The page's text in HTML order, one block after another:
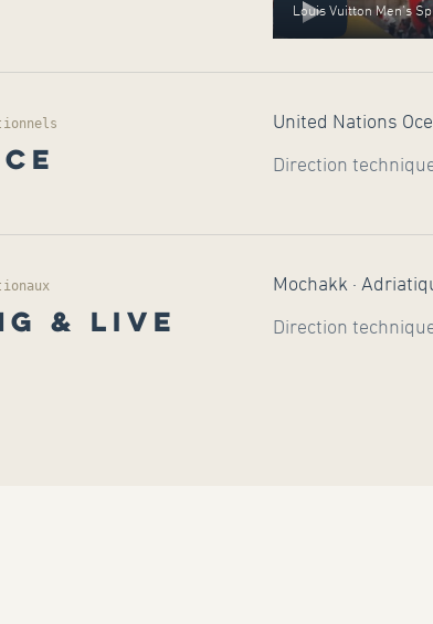
Louis Vuitton Men's
United Nations
Direction
& LIVE
Mochakk ·
Direction